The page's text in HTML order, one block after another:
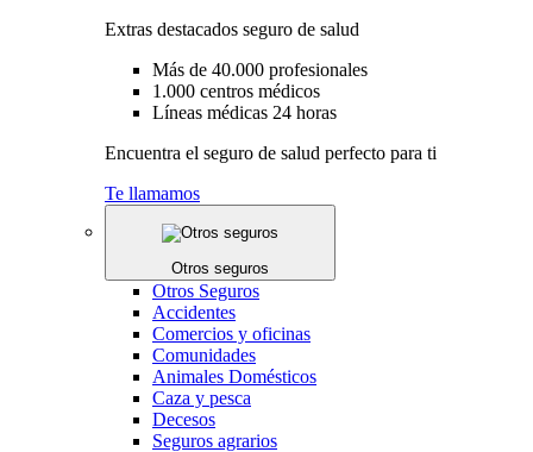
Extras destacados seguro de salud
Más de 40.000 profesionales
1.000 centros médicos
Líneas médicas 24 horas
Encuentra el seguro de salud perfecto para ti
Te llamamos
Otros seguros
Otros Seguros
Accidentes
Comercios y oficinas
Comunidades
Animales Domésticos
Caza y pesca
Decesos
Seguros agrarios